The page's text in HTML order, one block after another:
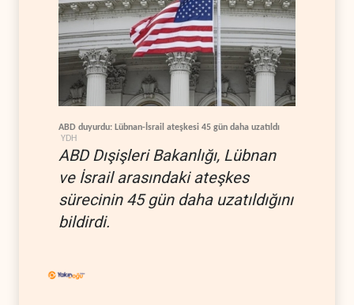
ABD duyurdu: Lübnan-İsrail ateşkesi 45 gün daha uzatıldı
YDH
ABD Dışişleri Bakanlığı, Lübnan
ve İsrail arasındaki ateşkes
sürecinin 45 gün daha uzatıldığını
bildirdi.